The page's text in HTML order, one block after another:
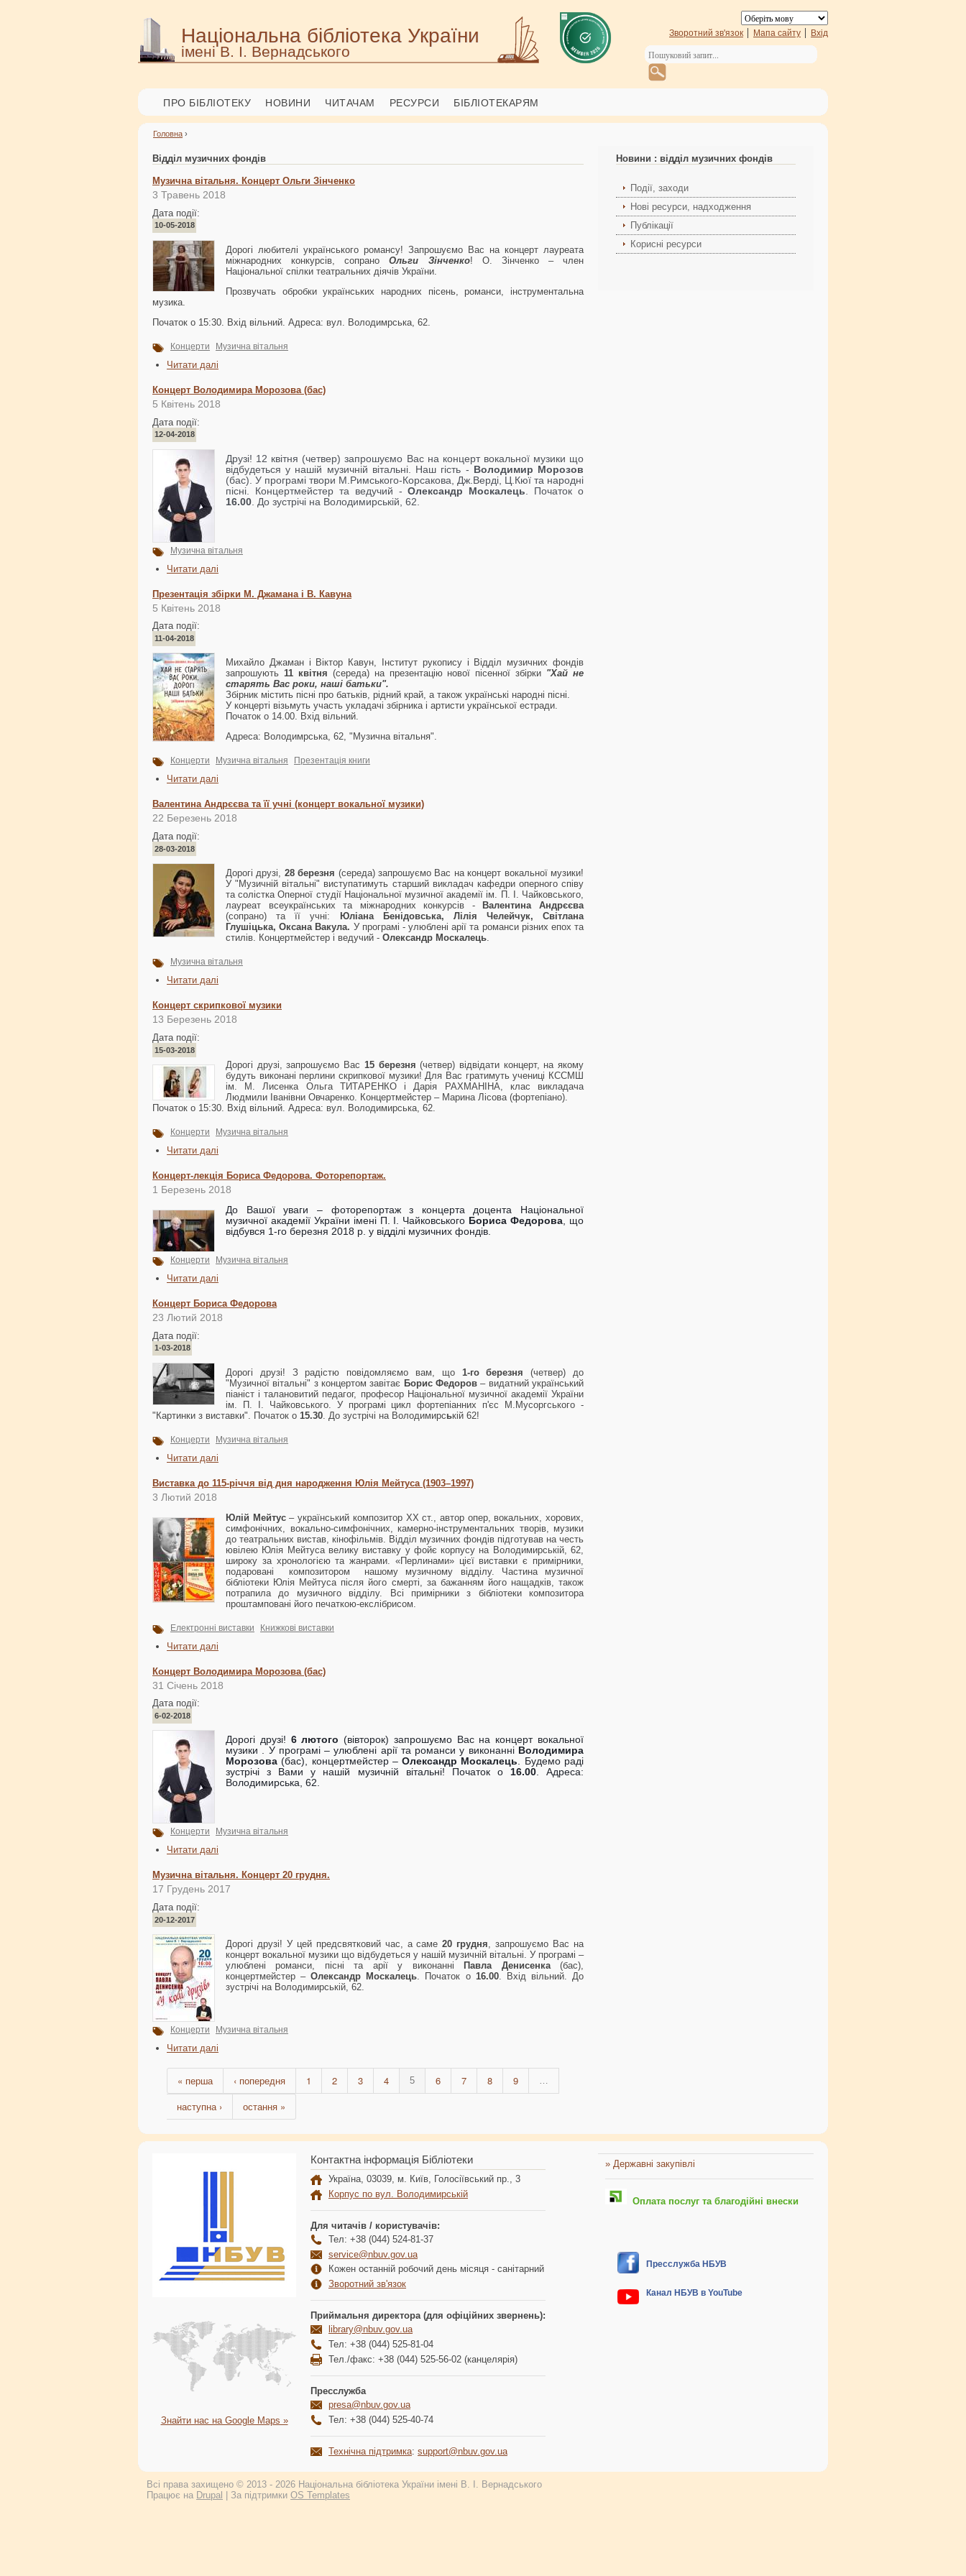
Національна бібліотека України
імені В. І. Вернадського
Зворотний зв'язок Мапа сайту Вхід
ПРО БІБЛІОТЕКУ НОВИНИ ЧИТАЧАМ РЕСУРСИ БІБЛІОТЕКАРЯМ
Головна ›
Відділ музичних фондів
Музична вітальня. Концерт Ольги Зінченко
3 Травень 2018
Дата події:
10-05-2018
Дорогі любителі українського романсу! Запрошуємо Вас на концерт лауреата
міжнародних конкурсів, сопраноОльги Зінченко! О. Зінченко – член
Національної спілки театральних діячів України.
Прозвучать обробки українських народних пісень, романси, інструментальна
музика.
Початок о 15:30. Вхід вільний. Адреса: вул. Володимрська, 62.
Концерти Музична вітальня
Читати далі
Концерт Володимира Морозова (бас)
5 Квітень 2018
Дата події:
12-04-2018
Друзі! 12 квітня (четвер) запрошуємо Вас на концерт вокальної музики що
відбудеться у нашій музичній вітальні. Наш гість - Володимир Морозов
(бас). У програмі твори М.Римського-Корсакова, Дж.Верді, Ц.Кюї та народні
пісні. Концертмейстер та ведучий -Олександр Москалець . Початок о
16.00 . До зустрічі на Володимирській, 62.
Музична вітальня
Читати далі
Презентація збірки М. Джамана і В. Кавуна
5 Квітень 2018
Дата події:
11-04-2018
Михайло Джаман і Віктор Кавун, Інститут рукопису і Відділ музичних фондів
запрошують 11 квітня (середа) на презентацію нової пісенної збірки "Хай не
старять Вас роки, наші батьки".
Збірник містить пісні про батьків, рідний край, а також українські народні пісні.
У концерті візьмуть участь укладачі збірника і артисти української естради.
Початок о 14.00. Вхід вільний.
Адреса: Володимрська, 62, "Музична вітальня".
Концерти Музична вітальня Презентація книги
Читати далі
Валентина Андрєєва та її учні (концерт вокальної музики)
22 Березень 2018
Дата події:
28-03-2018
Дорогі друзі, 28 березня (середа) запрошуємо Вас на концерт вокальної музики!
У "Музичній вітальні" виступатимуть старший викладач кафедри оперного співу
та солістка Оперної студії Національної музичної академії ім. П. І. Чайковського,
лауреат всеукраїнських та міжнародних конкурсів -
Валентина Андрєєва
(сопрано) та її учні:
Юліана Бенідовська, Лілія Челейчук, Світлана
Глушіцька, Оксана Вакула. У програмі - улюблені арії та романси різних епох та
стилів. Концертмейстер і ведучий - Олександр Москалець.
Музична вітальня
Читати далі
Концерт скрипкової музики
13 Березень 2018
Дата події:
15-03-2018
Дорогі друзі, запрошуємо Вас 15 березня (четвер) відвідати концерт, на якому
будуть виконані перлини скрипкової музики! Для Вас гратимуть учениці КССМШ
ім. М. Лисенка Ольга ТИТАРЕНКО і Дарія РАХМАНІНА, клас викладача
Людмили Іванівни Овчаренко. Концертмейстер – Марина Лісова (фортепіано).
Початок о 15:30. Вхід вільний. Адреса: вул. Володимирська, 62.
Концерти Музична вітальня
Читати далі
Концерт-лекція Бориса Федорова. Фоторепортаж.
1 Березень 2018
До Вашої уваги – фоторепортаж з концерта доцента Національної
музичної академії України імені П. І. Чайковського Бориса Федорова , що
відбувся 1-го березня 2018 р. у відділі музичних фондів.
Концерти Музична вітальня
Читати далі
Концерт Бориса Федорова
23 Лютий 2018
Дата події:
1-03-2018
Дорогі друзі! З радістю повідомляємо вам, що 1-го березня (четвер) до
"Музичної вітальні" з концертом завітає Борис Федоров – видатний український
піаніст і талановитий педагог, професор Національної музичної академії України
ім. П. І. Чайковського. У програмі цикл фортепіанних п'єс М.Мусоргського -
"Картинки з виставки". Початок о 15.30 . До зустрічі на Володимирській 62!
Концерти Музична вітальня
Читати далі
Виставка до 115-річчя від дня народження Юлія Мейтуса (1903–1997)
3 Лютий 2018
Юлій Мейтус– український композитор ХХ ст., автор опер, вокальних, хорових,
симфонічних, вокально-симфонічних, камерно-інструментальних творів, музики
до театральних вистав, кінофільмів. Відділ музичних фондів підготував на честь
ювілею Юлія Мейтуса велику виставку у фойє корпусу на Володимирській, 62,
широку за хронологією та жанрами. «Перлинами» цієї виставки є примірники,
подаровані композитором нашому музичному відділу. Частина музичної
бібліотеки Юлія Мейтуса після його смерті, за бажанням його нащадків, також
потрапила до музичного відділу. Всі примірники з бібліотеки композитора
проштамповані його печаткою-екслібрисом.
Електронні виставки Книжкові виставки
Читати далі
Концерт Володимира Морозова (бас)
31 Січень 2018
Дата події:
6-02-2018
Дорогі друзі! 6 лютого (вівторок) запрошуємо Вас на концерт вокальної
музики . У програмі – улюблені арії та романси у виконанні Володимира
Морозова (бас), концертмейстер –Олександр Москалець. Будемо раді
зустрічі з Вами у нашій музичній вітальні! Початок о 16.00. Адреса:
Володимирська, 62.
Концерти Музична вітальня
Читати далі
Музична вітальня. Концерт 20 грудня.
17 Грудень 2017
Дата події:
20-12-2017
Дорогi друзі! У цей предсвятковий час, а саме20 грудня, запрошуємо Вас на
концерт вокальної музики що відбудеться у нашій музичній вітальні. У програмі –
улюблені романси, пісні та арії у виконанні
Павла Денисенка(бас),
концертмейстер –Олександр Москалець. Початок о 16.00. Вхід вільний. До
зустрічі на Володимирській, 62.
Концерти Музична вітальня
Читати далі
« перша ‹ попередня 1 2 3 4 5 6 7 8 9
наступна › остання »
Новини : відділ музичних фондів
Події, заходи
Нові ресурси, надходження
Публікації
Корисні ресурси
Знайти нас на Google Maps »
Контактна інформація Бібліотеки
Україна, 03039, м. Київ, Голосіївський пр., 3
Корпус по вул. Володимирській
Для читачів / користувачів:
Тел: +38 (044) 524-81-37
service@nbuv.gov.ua
Кожен останній робочий день місяця - санітарний
Зворотний зв'язок
Приймальня директора (для офіційних звернень):
library@nbuv.gov.ua
Тел: +38 (044) 525-81-04
Тел./факс: +38 (044) 525-56-02 (канцелярія)
Пресслужба
presa@nbuv.gov.ua
Тел: +38 (044) 525-40-74
Технічна підтримка: support@nbuv.gov.ua
» Державні закупівлі
Оплата послуг та благодійні внески
Пресслужба НБУВ
Канал НБУВ в YouTube
Всі права захищено © 2013 - 2026 Національна бібліотека України імені В. І. Вернадського
Працює на Drupal | За підтримки OS Templates